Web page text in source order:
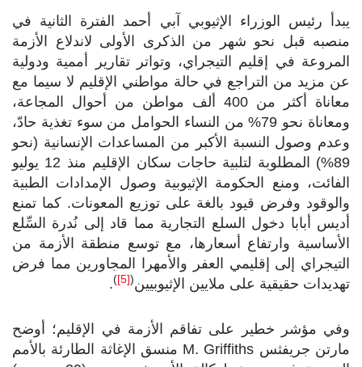
يبدأ رئيس الوزراء الإثيوبي آبي أحمد الفترة الثانية في
منصبه قبل نحو شهر من الذكرى الأولى لاندلاع الأزمة
المروعة في إقليم التيجراي، وتواتر تقارير أممية ودولية
عن مزيد من التراجع في حالة مواطني الإقليم لا سيما مع
معاناة أكثر من 400 ألف مواطن من أحوال المجاعة،
ومعاناة نحو 79% من النساء الحوامل من سوء تغذية حادّ،
وعدم وصول النسبة الأكبر من المساعدات الإنسانية (نحو
89%) المطلوبة لتلبية حاجات سكان الإقليم منذ 12 يوليو
الفائت، ومنع الحكومة الإثيوبية وصول الإمدادات الطبية
والوقود وفرض قيود بالغة على توزيع المعونات. كما تمنع
أديس أبابا دخول السلع التجارية مما قاد إلى نُدرة السِّلع
الأساسية وارتفاع أسعارها، مع توسع منطقة الأزمة من
التيجراي إلى إقليمي العفر والأمهرا المجاورين مما فرض
تهديدات حقيقية على ملايين الإثيوبيين(
[5]
)
.
وفي مؤشر خطير على تفاقم الأزمة في الإقليم؛ أوضح
مارتن جريفثس M. Griffiths منسق الإغاثة الطارئة بالأمم